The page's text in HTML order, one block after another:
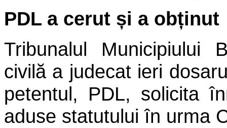
PDL a cerut și a obținut
Tribunalul Municipiului
civilă a judecat ieri
petentul, PDL, solicita
aduse statutului în urma